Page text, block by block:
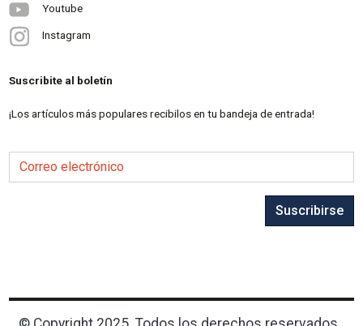
Youtube
Instagram
Suscribite al boletín
¡Los artículos más populares recibilos en tu bandeja de entrada!
Correo electrónico
Suscribirse